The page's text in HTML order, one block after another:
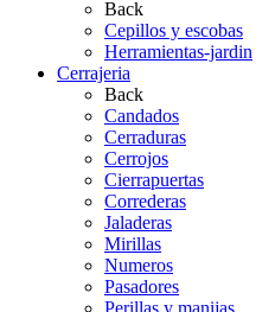
Back
Cepillos y escobas
Herramientas-jardin
Cerrajeria
Back
Candados
Cerraduras
Cerrojos
Cierrapuertas
Correderas
Jaladeras
Mirillas
Numeros
Pasadores
Perillas y manijas